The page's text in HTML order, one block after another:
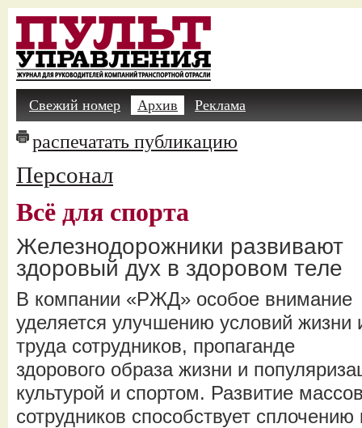
Свежий номер Архив Реклама
распечатать публикацию
Персонал
Всё для спорта
Железнодорожники развивают
здоровый дух в здоровом теле
В компании «РЖД» особое внимание
уделяется улучшению условий жизни
труда сотрудников, пропаганде
здорового образа жизни и
культурой и спортом. Развитие
сотрудников способствует сплочению